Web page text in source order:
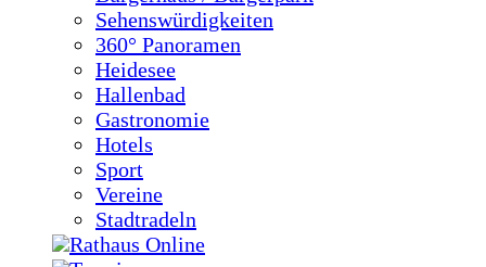
Sehenswürdigkeiten
360° Panoramen
Heidesee
Hallenbad
Gastronomie
Hotels
Sport
Vereine
Stadtradeln
Rathaus Online